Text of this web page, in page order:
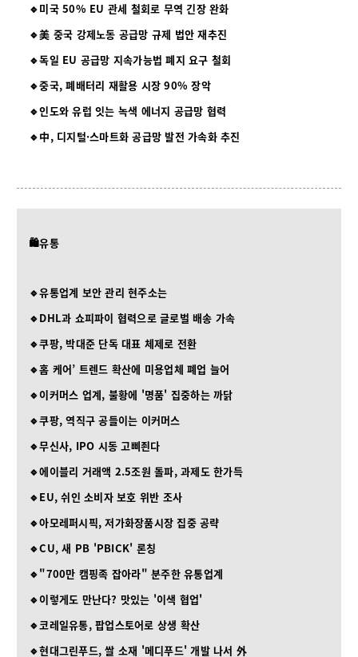
🔹미국 50% EU 관세 철회로 무역 긴장 완화
🔹美 중국 강제노동 공급망 규제 법안 재추진
🔹독일 EU 공급망 지속가능법 폐지 요구 철회
🔹중국, 폐배터리 재활용 시장 90% 장악
🔹인도와 유럽 잇는 녹색 에너지 공급망 협력
🔹中, 디지털·스마트화 공급망 발전 가속화 추진
🛍️유통
🔹유통업계 보안 관리 현주소는
🔹DHL과 쇼피파이 협력으로 글로벌 배송 가속
🔹쿠팡, 박대준 단독 대표 체제로 전환
🔹홈 케어’ 트렌드 확산에 미용업체 폐업 늘어
🔹이커머스 업계, 불황에 '명품' 집중하는 까닭
🔹쿠팡, 역직구 공들이는 이커머스
🔹무신사, IPO 시동 고삐죈다
🔹에이블리 거래액 2.5조원 돌파, 과제도 한가득
🔹EU, 쉬인 소비자 보호 위반 조사
🔹아모레퍼시픽, 저가화장품시장 집중 공략
🔹CU, 새 PB 'PBICK' 론칭
🔹"700만 캠핑족 잡아라" 분주한 유통업계
🔹이렇게도 만난다? 맛있는 '이색 협업'
🔹코레일유통, 팝업스토어로 상생 확산
🔹현대그린푸드, 쌀 소재 '메디푸드' 개발 나서 外